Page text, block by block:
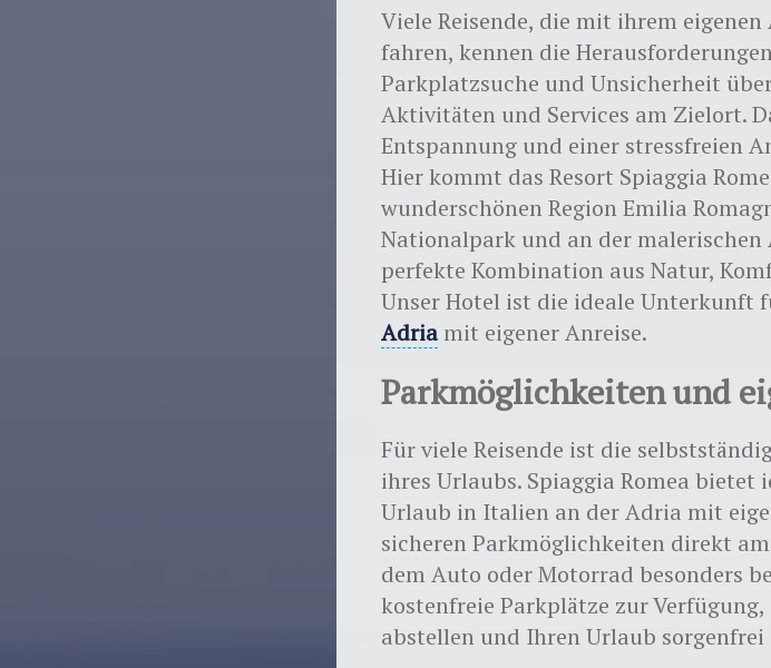
Viele Reisende, die mit ihrem
fahren, kennen die
Parkplatzsuche und Unsicherheit
Aktivitäten und Services am Zielort.
Entspannung und einer stressfreien
Hier kommt das Resort Spiaggia
wunderschönen Region Emilia
Nationalpark und an der malerischen
perfekte Kombination aus Natur,
Unser Hotel ist die ideale Unterkunft
Adria mit eigener Anreise.
Parkmöglichkeiten und
Für viele Reisende ist die
ihres Urlaubs. Spiaggia Romea bietet
Urlaub in Italien an der Adria mit
sicheren Parkmöglichkeiten direkt
dem Auto oder Motorrad besonders
kostenfreie Parkplätze zur
abstellen und Ihren Urlaub sorgenfrei